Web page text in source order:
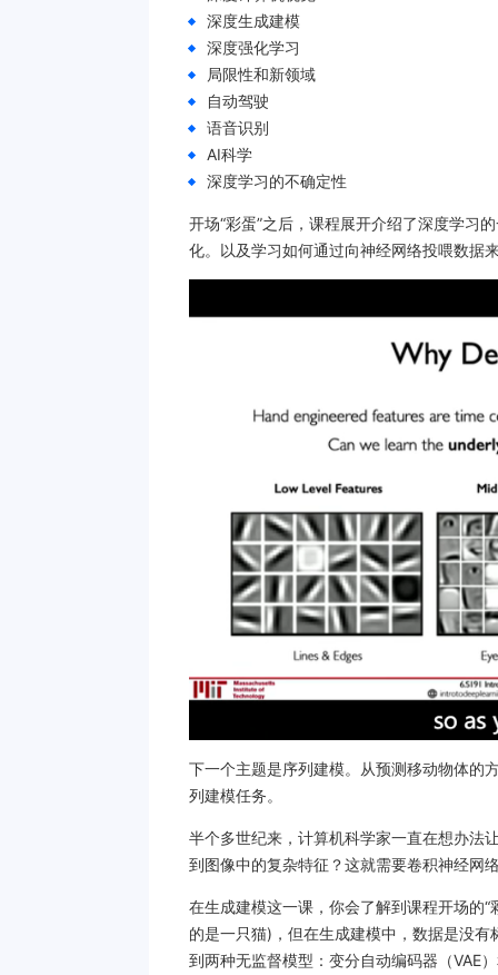
深度生成建模
深度强化学习
局限性和新领域
自动驾驶
语音识别
AI科学
深度学习的不确定性
开场“彩蛋”之后，课程展开介绍了深度学习
化。以及学习如何通过向神经网络投喂数据
下一个主题是序列建模。从预测移动物体的
列建模任务。
半个多世纪来，计算机科学家一直在想办法
到图像中的复杂特征？这就需要卷积神经网
在生成建模这一课，你会了解到课程开场的
的是一只猫)，但在生成建模中，数据是没
到两种无监督模型：变分自动编码器（VAE